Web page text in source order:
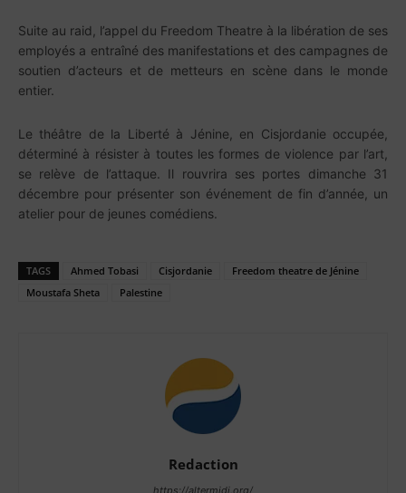
Suite au raid, l’appel du Freedom Theatre à la libération de ses
employés a entraîné des manifestations et des campagnes de
soutien d’acteurs et de metteurs en scène dans le monde
entier.
Le théâtre de la Liberté à Jénine, en Cisjordanie occupée,
déterminé à résister à toutes les formes de violence par l’art,
se relève de l’attaque. Il rouvrira ses portes dimanche 31
décembre pour présenter son événement de fin d’année, un
atelier pour de jeunes comédiens.
TAGS Ahmed Tobasi Cisjordanie
Freedom theatre de Jénine
Moustafa Sheta
Palestine
Redaction
https://altermidi.org/